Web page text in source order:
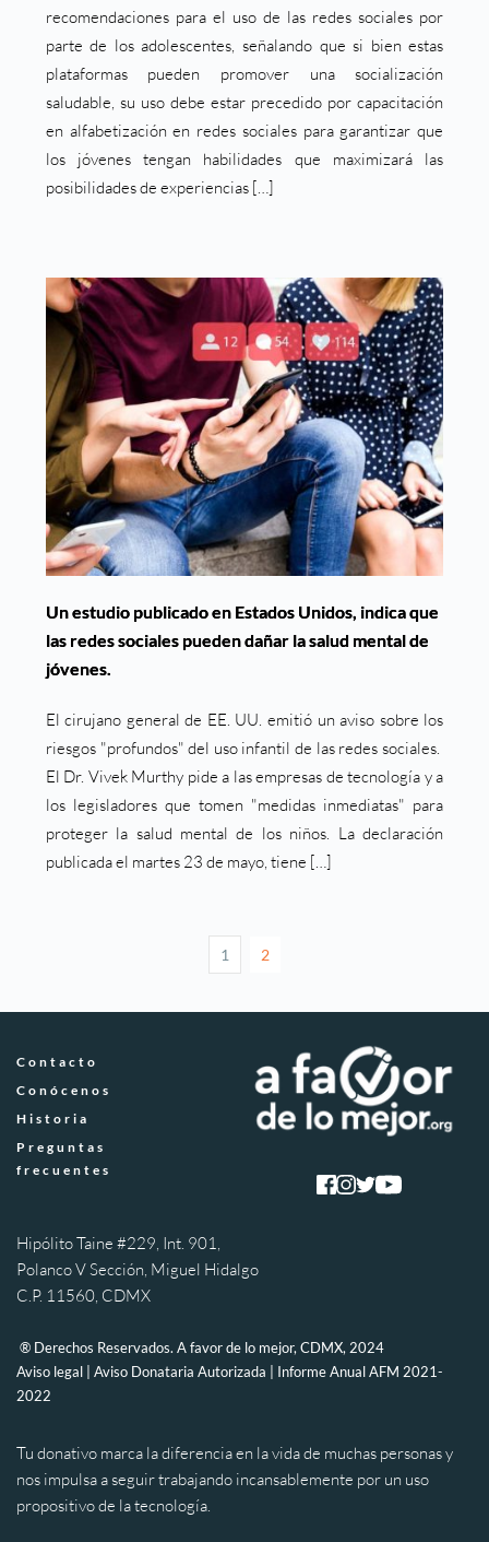
recomendaciones para el uso de las redes sociales por
parte de los adolescentes, señalando que si bien estas
plataformas pueden promover una socialización
saludable, su uso debe estar precedido por capacitación
en alfabetización en redes sociales para garantizar que
los jóvenes tengan habilidades que maximizará las
posibilidades de experiencias […]
Un estudio publicado en Estados Unidos, indica que
las redes sociales pueden dañar la salud mental de
jóvenes.
El cirujano general de EE. UU. emitió un aviso sobre los
riesgos "profundos" del uso infantil de las redes sociales.
El Dr. Vivek Murthy pide a las empresas de tecnología y a
los legisladores que tomen "medidas inmediatas" para
proteger la salud mental de los niños. La declaración
publicada el martes 23 de mayo, tiene […]
1 2
Contacto
Conócenos
Historia
Preguntas
frecuentes
Hipólito Taine #229, Int. 901,
Polanco V Sección, Miguel Hidalgo
C.P. 11560, CDMX
® Derechos Reservados. A favor de lo mejor, CDMX, 2024
Aviso legal | Aviso Donataria Autorizada | Informe Anual AFM 2021-
2022
Tu donativo marca la diferencia en la vida de muchas personas y
nos impulsa a seguir trabajando incansablemente por un uso
propositivo de la tecnología.